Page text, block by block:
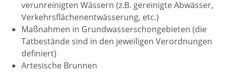
verunreinigten Wässern (z.B. gereinigte Abwässer,
Verkehrsflächenentwässerung, etc.)
Maßnahmen in Grundwasserschongebieten (die
Tatbestände sind in den jeweiligen Verordnungen
definiert)
Artesische Brunnen